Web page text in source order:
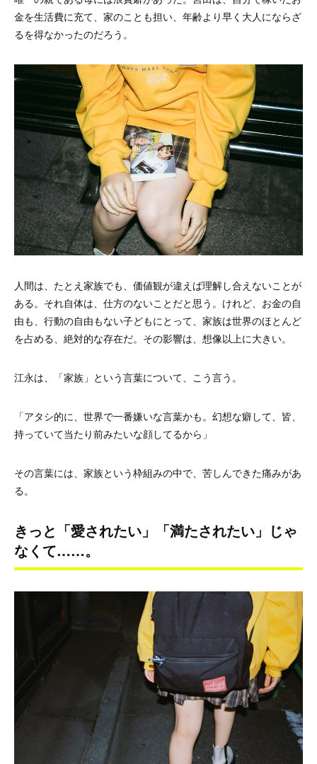
金を生活費に充て、家のことも担い、年齢より早く大人にならざ
るを得なかったのだろう。
人間は、たとえ家族でも、価値観が違えば理解し合えないことが
ある。それ自体は、仕方のないことだと思う。けれど、お金の自
由も、行動の自由もない子どもにとって、家族は世界のほとんど
を占める、絶対的な存在だ。その影響は、想像以上に大きい。
江永は、「家族」という言葉について、こう言う。
「アタシ的に、世界で一番嫌いな言葉かも。幻想な癖して、皆、
持っていて当たり前みたいな顔してるから」
その言葉には、家族という枠組みの中で、苦しんできた痛みがあ
る。
きっと「愛されたい」「満たされたい」じゃ
なくて……。